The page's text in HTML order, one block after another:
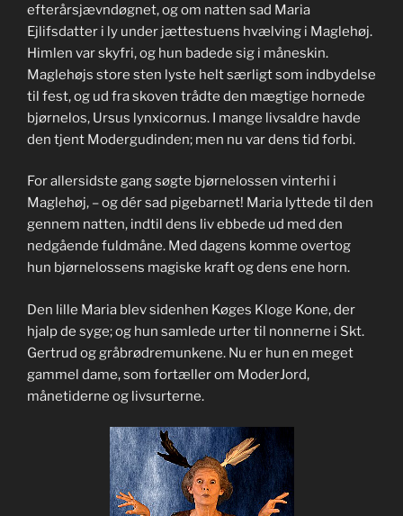
efterårsjævndøgnet, og om natten sad Maria
Ejlifsdatter i ly under jættestuens hvælving i Maglehøj.
Himlen var skyfri, og hun badede sig i måneskin.
Maglehøjs store sten lyste helt særligt som indbydelse
til fest, og ud fra skoven trådte den mægtige hornede
bjørnelos, Ursus lynxicornus. I mange livsaldre havde
den tjent Modergudinden; men nu var dens tid forbi.
For allersidste gang søgte bjørnelossen vinterhi i
Maglehøj, – og dér sad pigebarnet! Maria lyttede til den
gennem natten, indtil dens liv ebbede ud med den
nedgående fuldmåne. Med dagens komme overtog
hun bjørnelossens magiske kraft og dens ene horn.
Den lille Maria blev sidenhen Køges Kloge Kone, der
hjalp de syge; og hun samlede urter til nonnerne i Skt.
Gertrud og gråbrødremunkene. Nu er hun en meget
gammel dame, som fortæller om ModerJord,
månetiderne og livsurterne.